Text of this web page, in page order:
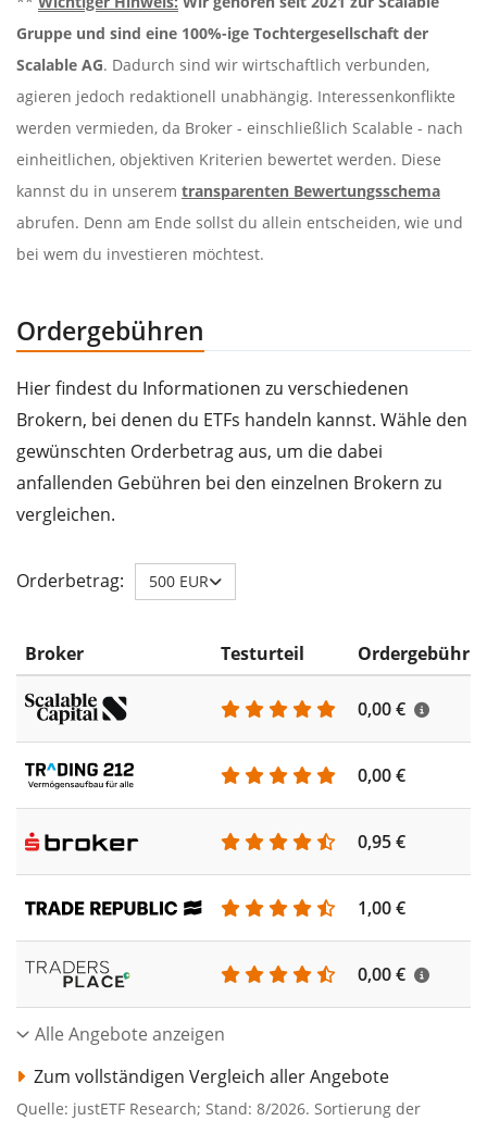
Gruppe und sind eine 100%-ige Tochtergesellschaft der
Scalable AG. Dadurch sind wir wirtschaftlich verbunden,
agieren jedoch redaktionell unabhängig. Interessenkonflikte
werden vermieden, da Broker - einschließlich Scalable - nach
einheitlichen, objektiven Kriterien bewertet werden. Diese
kannst du in unserem transparenten Bewertungsschema
abrufen. Denn am Ende sollst du allein entscheiden, wie und
bei wem du investieren möchtest.
Ordergebühren
Hier findest du Informationen zu verschiedenen
Brokern, bei denen du ETFs handeln kannst. Wähle den
gewünschten Orderbetrag aus, um die dabei
anfallenden Gebühren bei den einzelnen Brokern zu
vergleichen.
Orderbetrag: 500 EUR
Broker Testurteil Ordergebühr
0,00 €
0,00 €
0,95 €
1,00 €
0,00 €
Alle Angebote anzeigen
Zum vollständigen Vergleich aller Angebote
Quelle: justETF Research; Stand: 8/2026. Sortierung der